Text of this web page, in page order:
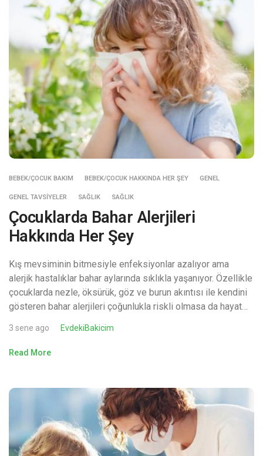
BEBEK/ÇOCUK BAKIM BEBEK/ÇOCUK HAKKINDA HER ŞEY GENEL
GENEL TAVSIYELER SAĞLIK SAĞLIK
Çocuklarda Bahar Alerjileri
Hakkında Her Şey
Kış mevsiminin bitmesiyle enfeksiyonlar azalıyor ama
alerjik hastalıklar bahar aylarında sıklıkla yaşanıyor. Özellikle
çocuklarda nezle, öksürük, göz ve burun akıntısı ile kendini
gösteren bahar alerjileri çoğunlukla riskli olmasa da hayat…
3 sene ago EvdekiBakicim
Read More